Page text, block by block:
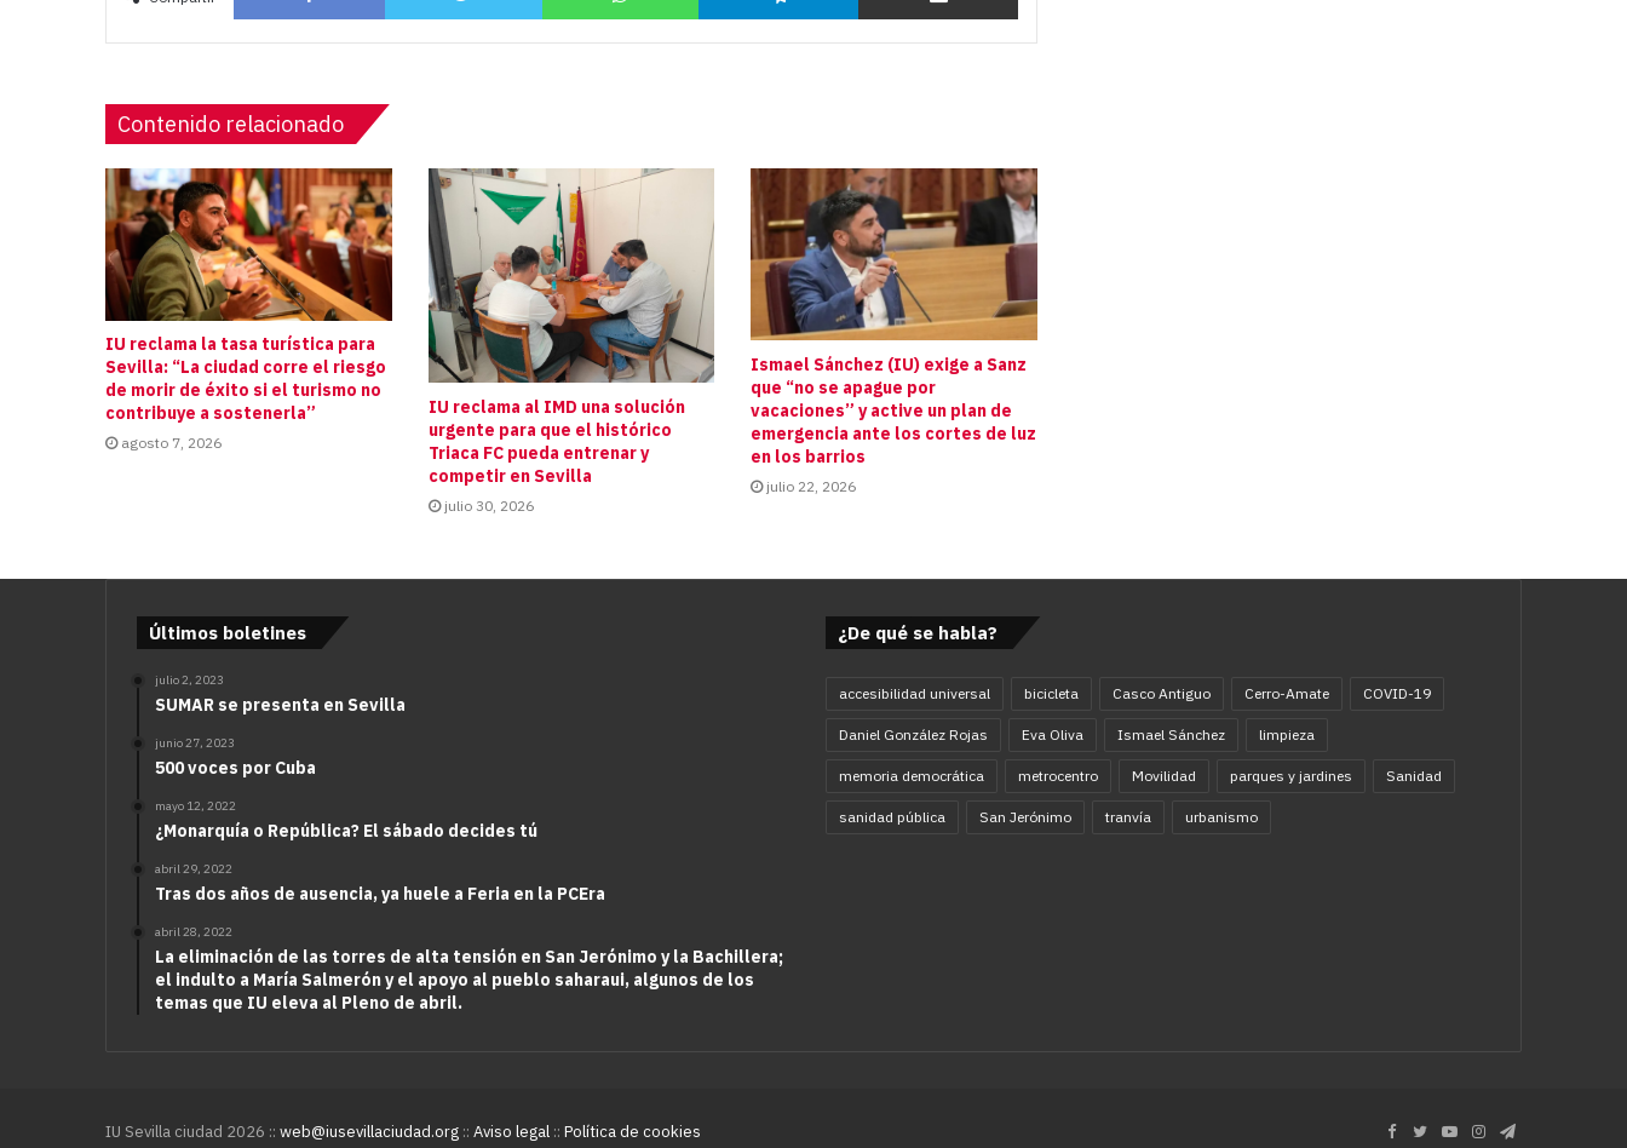
Contenido relacionado
IU reclama la tasa turística para
Sevilla: “La ciudad corre el riesgo
de morir de éxito si el turismo no
contribuye a sostenerla”
agosto 7, 2026
IU reclama al IMD una solución
urgente para que el histórico
Triaca FC pueda entrenar y
competir en Sevilla
julio 30, 2026
Ismael Sánchez (IU) exige a Sanz
que “no se apague por
vacaciones” y active un plan de
emergencia ante los cortes de luz
en los barrios
julio 22, 2026
Últimos boletines
julio 2, 2023
SUMAR se presenta en Sevilla
junio 27, 2023
500 voces por Cuba
mayo 12, 2022
¿Monarquía o República? El sábado decides tú
abril 29, 2022
Tras dos años de ausencia, ya huele a Feria en la PCEra
abril 28, 2022
La eliminación de las torres de alta tensión en San Jerónimo y la Bachillera;
el indulto a María Salmerón y el apoyo al pueblo saharaui, algunos de los
temas que IU eleva al Pleno de abril.
¿De qué se habla?
accesibilidad universal bicicleta Casco Antiguo Cerro-Amate COVID-19
Daniel González Rojas Eva Oliva Ismael Sánchez limpieza
memoria democrática metrocentro Movilidad parques y jardines Sanidad
sanidad pública San Jerónimo tranvía urbanismo
IU Sevilla ciudad 2026 :: web@iusevillaciudad.org :: Aviso legal :: Política de cookies Facebook
TwitterYouTubeInstagram
Telegram